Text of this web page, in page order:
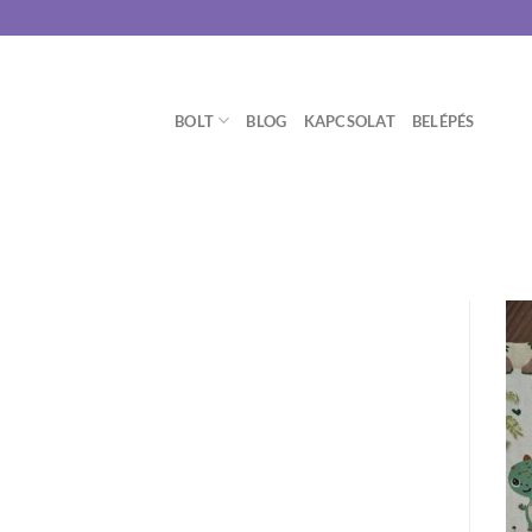
to
BOLT BLOG KAPCSOLAT BELÉPÉS